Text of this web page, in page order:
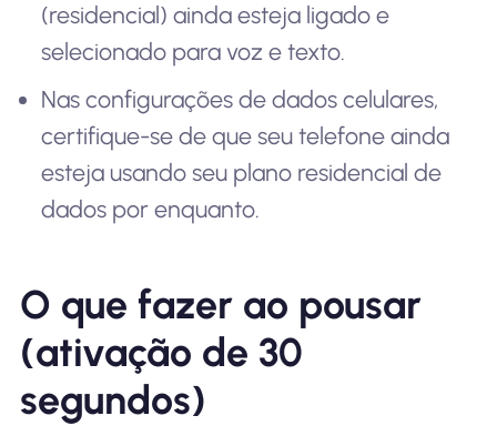
(residencial) ainda esteja ligado e
selecionado para voz e texto.
Nas configurações de dados celulares,
certifique-se de que seu telefone ainda
esteja usando seu plano residencial de
dados por enquanto.
O que fazer ao pousar
(ativação de 30
segundos)